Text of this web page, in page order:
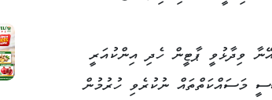
ވިދާޅުވީ ޕާޓީން ހެދި އިންކުއަރީ
މަސައްކަތްތައް ނުކުރެވި ހުރުމުން